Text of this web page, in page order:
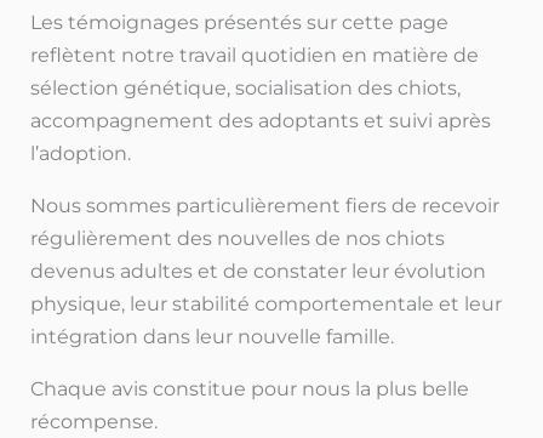
Les témoignages présentés sur cette page
reflètent notre travail quotidien en matière de
sélection génétique, socialisation des chiots,
accompagnement des adoptants et suivi après
l’adoption.
Nous sommes particulièrement fiers de recevoir
régulièrement des nouvelles de nos chiots
devenus adultes et de constater leur évolution
physique, leur stabilité comportementale et leur
intégration dans leur nouvelle famille.
Chaque avis constitue pour nous la plus belle
récompense.